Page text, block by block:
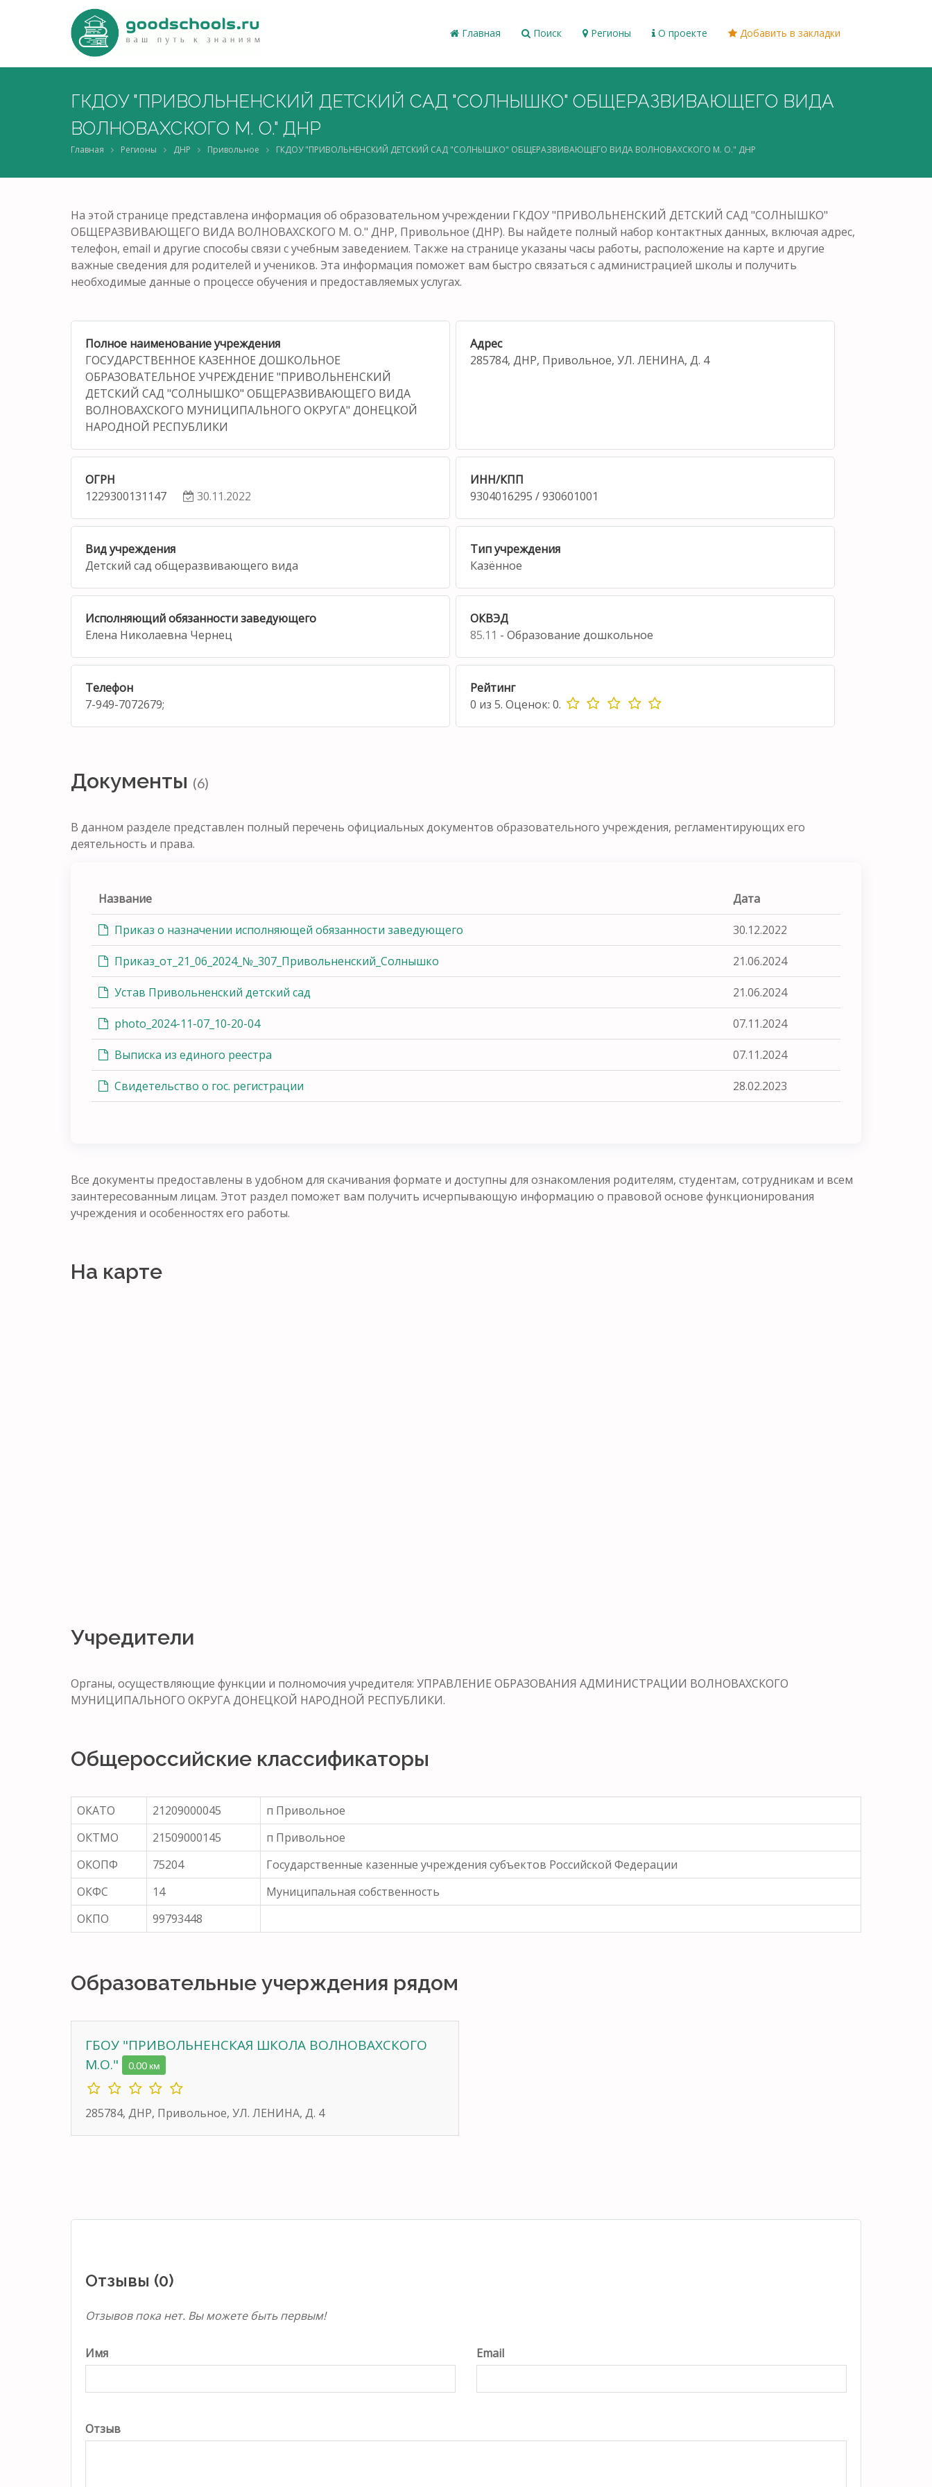
Главная Поиск Регионы О проекте Добавить в закладки
ГКДОУ "ПРИВОЛЬНЕНСКИЙ ДЕТСКИЙ САД "СОЛНЫШКО" ОБЩЕРАЗВИВАЮЩЕГО ВИДА
ВОЛНОВАХСКОГО М. О." ДНР
Главная Регионы ДНР Привольное ГКДОУ "ПРИВОЛЬНЕНСКИЙ ДЕТСКИЙ САД "СОЛНЫШКО" ОБЩЕРАЗВИВАЮЩЕГО ВИДА ВОЛНОВАХСКОГО М. О." ДНР
На этой странице представлена информация об образовательном учреждении ГКДОУ "ПРИВОЛЬНЕНСКИЙ ДЕТСКИЙ САД "СОЛНЫШКО"
ОБЩЕРАЗВИВАЮЩЕГО ВИДА ВОЛНОВАХСКОГО М. О." ДНР, Привольное (ДНР). Вы найдете полный набор контактных данных, включая адрес,
телефон, email и другие способы связи с учебным заведением. Также на странице указаны часы работы, расположение на карте и другие
важные сведения для родителей и учеников. Эта информация поможет вам быстро связаться с администрацией школы и получить
необходимые данные о процессе обучения и предоставляемых услугах.
Полное наименование учреждения
ГОСУДАРСТВЕННОЕ КАЗЕННОЕ ДОШКОЛЬНОЕ
ОБРАЗОВАТЕЛЬНОЕ УЧРЕЖДЕНИЕ "ПРИВОЛЬНЕНСКИЙ
ДЕТСКИЙ САД "СОЛНЫШКО" ОБЩЕРАЗВИВАЮЩЕГО ВИДА
ВОЛНОВАХСКОГО МУНИЦИПАЛЬНОГО ОКРУГА" ДОНЕЦКОЙ
НАРОДНОЙ РЕСПУБЛИКИ
Адрес
285784, ДНР, Привольное, УЛ. ЛЕНИНА, Д. 4
ОГРН
1229300131147
30.11.2022
ИНН/КПП
9304016295 / 930601001
Вид учреждения
Детский сад общеразвивающего вида
Тип учреждения
Казённое
Исполняющий обязанности заведующего
Елена Николаевна Чернец
ОКВЭД
85.11 - Образование дошкольное
Телефон
7-949-7072679;
Рейтинг
0 из5. Оценок:0.
Документы (6)
В данном разделе представлен полный перечень официальных документов образовательного учреждения, регламентирующих его
деятельность и права.
Название Дата
Приказ о назначении исполняющей обязанности заведующего 30.12.2022
Приказ_от_21_06_2024_№_307_Привольненский_Солнышко 21.06.2024
Устав Привольненский детский сад 21.06.2024
photo_2024-11-07_10-20-04 07.11.2024
Выписка из единого реестра 07.11.2024
Свидетельство о гос. регистрации 28.02.2023
Все документы предоставлены в удобном для скачивания формате и доступны для ознакомления родителям, студентам, сотрудникам и всем
заинтересованным лицам. Этот раздел поможет вам получить исчерпывающую информацию о правовой основе функционирования
учреждения и особенностях его работы.
На карте
Учредители
Органы, осуществляющие функции и полномочия учредителя: УПРАВЛЕНИЕ ОБРАЗОВАНИЯ АДМИНИСТРАЦИИ ВОЛНОВАХСКОГО
МУНИЦИПАЛЬНОГО ОКРУГА ДОНЕЦКОЙ НАРОДНОЙ РЕСПУБЛИКИ.
Общероссийские классификаторы
ОКАТО 21209000045
п Привольное
ОКТМО
21509000145
п Привольное
ОКОПФ
75204
Государственные казенные учреждения субъектов Российской Федерации
ОКФС
14
Муниципальная собственность
ОКПО
99793448
Образовательные учерждения рядом
ГБОУ "ПРИВОЛЬНЕНСКАЯ ШКОЛА ВОЛНОВАХСКОГО
М.О."
0.00 км
285784, ДНР, Привольное, УЛ. ЛЕНИНА, Д. 4
Отзывы (0)
Отзывов пока нет. Вы можете быть первым!
Имя Email
Отзыв